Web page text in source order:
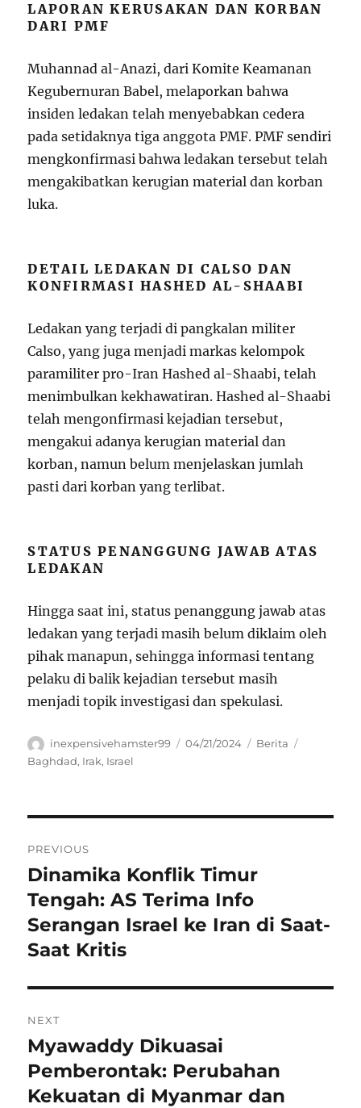
LAPORAN KERUSAKAN DAN KORBAN
DARI PMF
Muhannad al-Anazi, dari Komite Keamanan
Kegubernuran Babel, melaporkan bahwa
insiden ledakan telah menyebabkan cedera
pada setidaknya tiga anggota PMF. PMF sendiri
mengkonfirmasi bahwa ledakan tersebut telah
mengakibatkan kerugian material dan korban
luka.
DETAIL LEDAKAN DI CALSO DAN
KONFIRMASI HASHED AL-SHAABI
Ledakan yang terjadi di pangkalan militer
Calso, yang juga menjadi markas kelompok
paramiliter pro-Iran Hashed al-Shaabi, telah
menimbulkan kekhawatiran. Hashed al-Shaabi
telah mengonfirmasi kejadian tersebut,
mengakui adanya kerugian material dan
korban, namun belum menjelaskan jumlah
pasti dari korban yang terlibat.
STATUS PENANGGUNG JAWAB ATAS
LEDAKAN
Hingga saat ini, status penanggung jawab atas
ledakan yang terjadi masih belum diklaim oleh
pihak manapun, sehingga informasi tentang
pelaku di balik kejadian tersebut masih
menjadi topik investigasi dan spekulasi.
Author
inexpensivehamster99
Posted
04/21/2024 Categories
Berita
Baghdad, Irak, Israel
pos
PREVIOUS
Previous
post:
Dinamika Konflik Timur
Tengah: AS Terima Info
Serangan Israel ke Iran di Saat-
Saat Kritis
NEXT
Next
post:
Myawaddy Dikuasai
Pemberontak: Perubahan
Kekuatan di Myanmar dan